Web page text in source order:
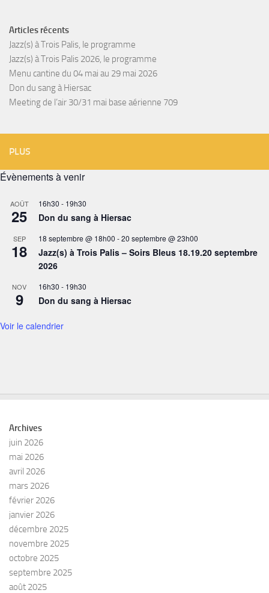
Articles récents
Jazz(s) à Trois Palis, le programme
Jazz(s) à Trois Palis 2026, le programme
Menu cantine du 04 mai au 29 mai 2026
Don du sang à Hiersac
Meeting de l’air 30/31 mai base aérienne 709
PLUS
Évènements à venir
AOÛT
25
16h30 - 19h30
Don du sang à Hiersac
SEP
18
18 septembre @ 18h00 -20 septembre @ 23h00
Jazz(s) à Trois Palis – Soirs Bleus 18.19.20 septembre
2026
NOV
9
16h30 - 19h30
Don du sang à Hiersac
Voir le calendrier
Archives
juin 2026
mai 2026
avril 2026
mars 2026
février 2026
janvier 2026
décembre 2025
novembre 2025
octobre 2025
septembre 2025
août 2025